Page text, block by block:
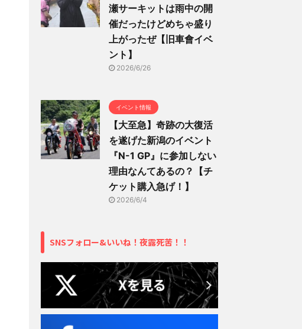
瀬サーキットは雨中の開
催だったけどめちゃ盛り
上がったぜ【旧車會イベ
ント】
2026/6/26
イベント情報
【大至急】奇跡の大復活
を遂げた新潟のイベント
『N-1 GP』に参加しない
理由なんてあるの？【チ
ケット購入急げ！】
2026/6/4
SNSフォロー&いいね！夜露死苦！！